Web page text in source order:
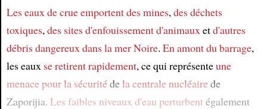
Les eaux de crueemportentdes mines, des déchets
toxiques, des sites d'enfouissement d'animaux etd'autres
débris dangereux dans la mer Noire. En amont du barrage,
les eaux se retirent rapidement, ce qui représenteune
menace pour la sécuritédela centrale nucléairede
Zaporijia. Les faibles niveaux d'eau perturbentégalement